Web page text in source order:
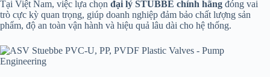
Tại Việt Nam, việc lựa chọn đại lý STUBBE chính hãng đóng vai
trò cực kỳ quan trọng, giúp doanh nghiệp đảm bảo chất lượng sản
phẩm, độ an toàn vận hành và hiệu quả lâu dài cho hệ thống.